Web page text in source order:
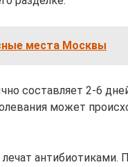
места Москвы
составляет 2-6
может